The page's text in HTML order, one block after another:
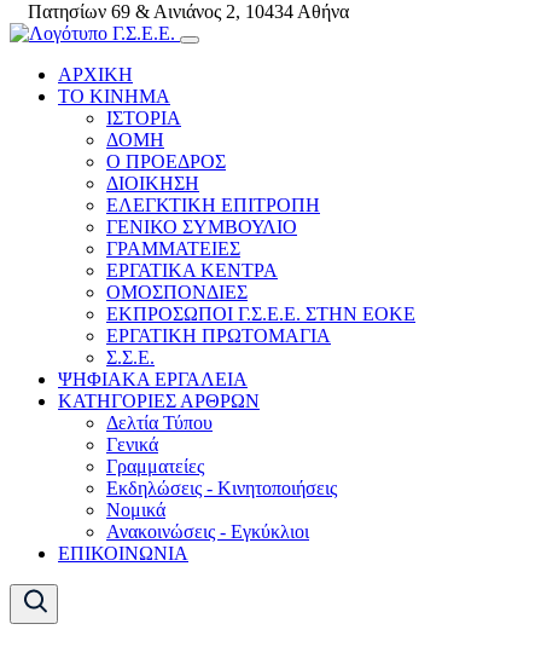
Πατησίων 69 & Αινιάνος 2, 10434 Αθήνα
ΑΡΧΙΚΗ
ΤΟ ΚΙΝΗΜΑ
ΙΣΤΟΡΙΑ
ΔΟΜΗ
Ο ΠΡΟΕΔΡΟΣ
ΔΙΟΙΚΗΣΗ
ΕΛΕΓΚΤΙΚΗ ΕΠΙΤΡΟΠΗ
ΓΕΝΙΚΟ ΣΥΜΒΟΥΛΙΟ
ΓΡΑΜΜΑΤΕΙΕΣ
ΕΡΓΑΤΙΚΑ ΚΕΝΤΡΑ
ΟΜΟΣΠΟΝΔΙΕΣ
ΕΚΠΡΟΣΩΠΟΙ Γ.Σ.Ε.Ε. ΣΤΗΝ ΕΟΚΕ
ΕΡΓΑΤΙΚΗ ΠΡΩΤΟΜΑΓΙΑ
Σ.Σ.Ε.
ΨΗΦΙΑΚΑ ΕΡΓΑΛΕΙΑ
ΚΑΤΗΓΟΡΙΕΣ ΑΡΘΡΩΝ
Δελτία Τύπου
Γενικά
Γραμματείες
Εκδηλώσεις - Κινητοποιήσεις
Νομικά
Ανακοινώσεις - Εγκύκλιοι
ΕΠΙΚΟΙΝΩΝΙΑ